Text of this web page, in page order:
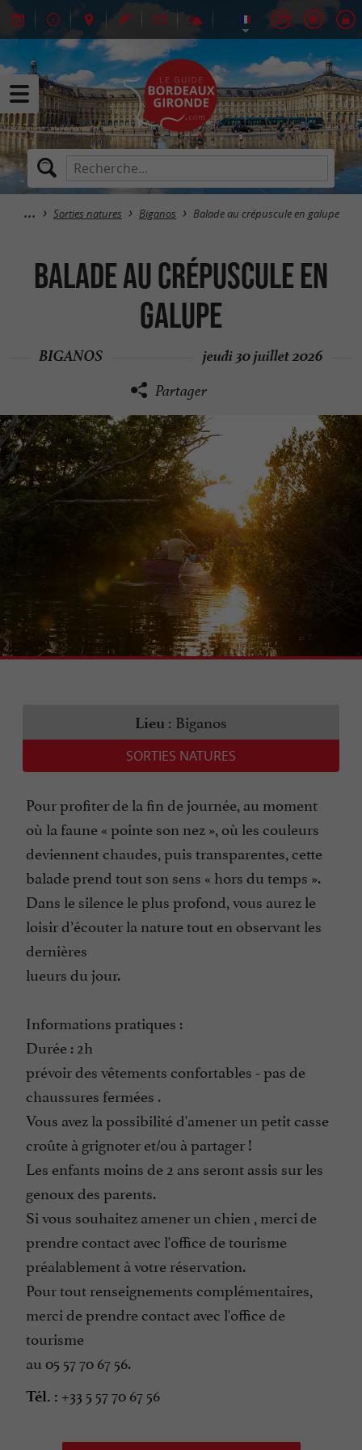
Sorties natures Biganos Balade au crépuscule en galupe
Balade au crépuscule en
galupe
BIGANOS jeudi 30 juillet 2026
Partager
Lieu : Biganos
SORTIES NATURES
Pour profiter de la fin de journée, au moment
où la faune « pointe son nez », où les couleurs
deviennent chaudes, puis transparentes, cette
balade prend tout son sens « hors du temps ».
Dans le silence le plus profond, vous aurez le
loisir d’écouter la nature tout en observant les
dernières
lueurs du jour.
Informations pratiques :
Durée : 2h
prévoir des vêtements confortables - pas de
chaussures fermées .
Vous avez la possibilité d'amener un petit casse
croûte à grignoter et/ou à partager !
Les enfants moins de 2 ans seront assis sur les
genoux des parents.
Si vous souhaitez amener un chien , merci de
prendre contact avec l'office de tourisme
préalablement à votre réservation.
Pour tout renseignements complémentaires,
merci de prendre contact avec l'office de
tourisme
au 05 57 70 67 56.
Tél. : +33 5 57 70 67 56